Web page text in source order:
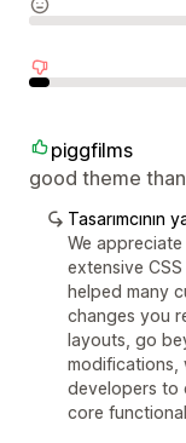
piggfilms
good theme
Tasarımcının
We
extensive
helped many
changes you
layouts, go
modifications,
developers to
core